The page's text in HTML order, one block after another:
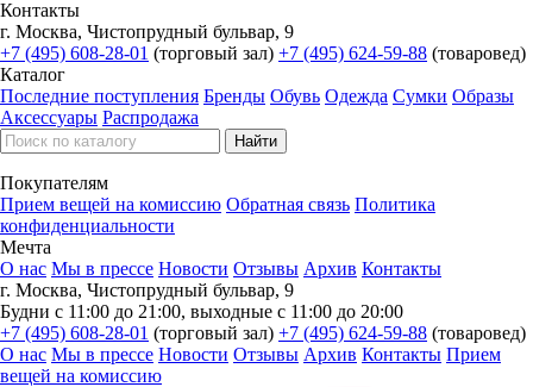
Контакты
г. Москва, Чистопрудный бульвар, 9
+7 (495) 608-28-01 (торговый зал) +7 (495) 624-59-88 (товаровед)
Каталог
Последние поступления Бренды Обувь Одежда Сумки Образы
Аксессуары Распродажа
Покупателям
Прием вещей на комиссию Обратная связь Политика
конфиденциальности
Мечта
О нас Мы в прессе Новости Отзывы Архив Контакты
г. Москва, Чистопрудный бульвар, 9
Будни с 11:00 до 21:00, выходные с 11:00 до 20:00
+7 (495) 608-28-01 (торговый зал) +7 (495) 624-59-88 (товаровед)
О нас Мы в прессе Новости Отзывы Архив Контакты Прием
вещей на комиссию